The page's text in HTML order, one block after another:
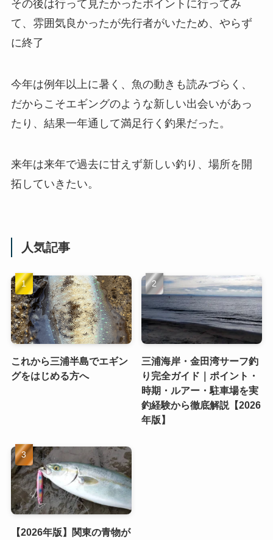
その後は行って見たかったポイントに行ってみ
て、雰囲気良かったが先行者がいたため、やらず
に終了
今年は例年以上に暑く、魚の動きも読みづらく、
だからこそエギングのような新しい出会いがあっ
たり、結果一年通して満足行く釣果だった。
来年は来年で過去に甘えず新しい釣り、場所を開
拓していきたい。
人気記事
これから三浦半島でエギン
グをはじめる方へ
三浦海岸・金田湾サーフ釣
り完全ガイド｜ポイント・
時期・ルアー・駐車場を実
釣経験から徹底解説【2026
年版】
【2026年版】関東の青物が